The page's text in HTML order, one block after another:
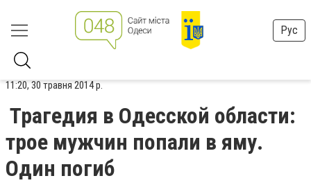
Рус
11:20, 30 травня 2014 р.
Трагедия в Одесской области:
трое мужчин попали в яму.
Один погиб